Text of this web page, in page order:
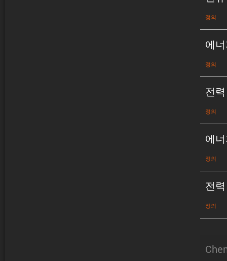
정의
에너
정의
전력
정의
에
정의
전
정의